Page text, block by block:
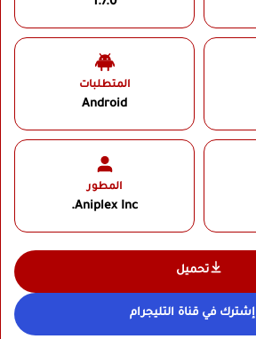
المتطلبات
Android
المطور
Aniplex Inc.
تحميل
إشترك في قناة التليجرام